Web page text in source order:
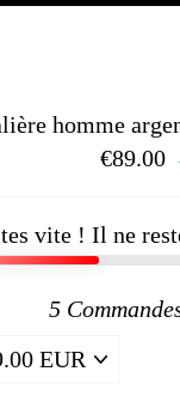
homme
€89.00
vite ! Il ne
5